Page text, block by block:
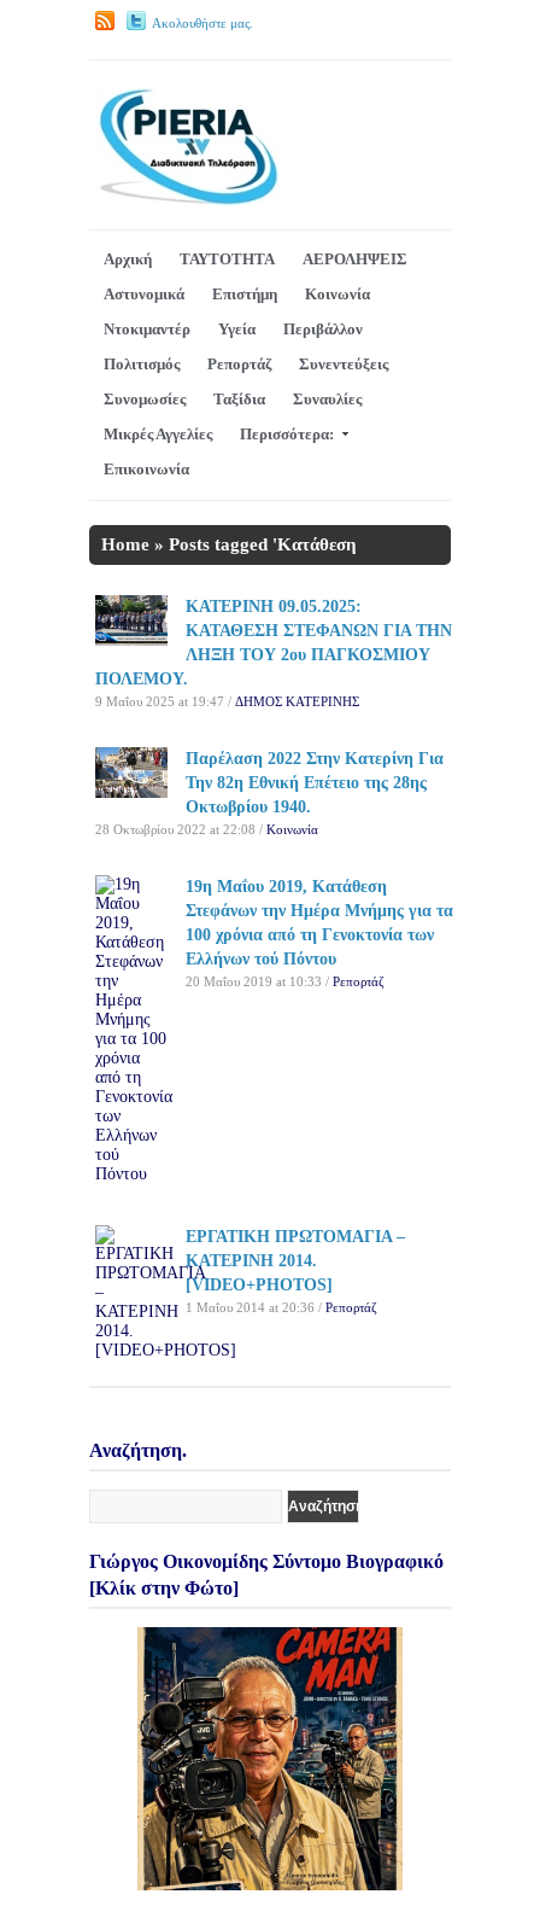
Ακολουθήστε μας.
Αρχική ΤΑΥΤΟΤΗΤΑ
ΑΕΡΟΛΗΨΕΙΣ
Αστυνομικά
Επιστήμη
Κοινωνία
Ντοκιμαντέρ
Υγεία
Περιβάλλον
Πολιτισμός
Ρεπορτάζ
Συνεντεύξεις
Συνομωσίες
Ταξίδια
Συναυλίες
Μικρές Αγγελίες
Περισσότερα:
Επικοινωνία
Home » Posts tagged 'Κατάθεση
ΚΑΤΕΡΙΝΗ 09.05.2025:
ΚΑΤΑΘΕΣΗ ΣΤΕΦΑΝΩΝ ΓΙΑ ΤΗΝ
ΛΗΞΗ ΤΟΥ 2ου ΠΑΓΚΟΣΜΙΟΥ
ΠΟΛΕΜΟΥ.
9 Μαΐου 2025 at 19:47 / ΔΗΜΟΣ ΚΑΤΕΡΙΝΗΣ
Παρέλαση 2022 Στην Κατερίνη Για
Την 82η Εθνική Επέτειο της 28ης
Οκτωβρίου 1940.
28 Οκτωβρίου 2022 at 22:08 / Κοινωνία
19η Μαΐου 2019, Κατάθεση
Στεφάνων την Ημέρα Μνήμης για τα
100 χρόνια από τη Γενοκτονία των
Ελλήνων τού Πόντου
20 Μαΐου 2019 at 10:33 / Ρεπορτάζ
ΕΡΓΑΤΙΚΗ ΠΡΩΤΟΜΑΓΙΑ –
ΚΑΤΕΡΙΝΗ 2014.
[VIDEO+PHOTOS]
1 Μαΐου 2014 at 20:36 / Ρεπορτάζ
Αναζήτηση.
Γιώργος Οικονομίδης Σύντομο Βιογραφικό
[Κλίκ στην Φώτο]